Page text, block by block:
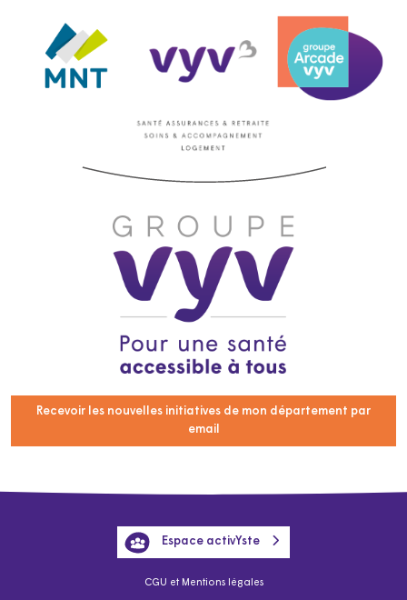
Recevoir les nouvelles initiatives de mon département par
email
CGU et Mentions légales
Espace activYste